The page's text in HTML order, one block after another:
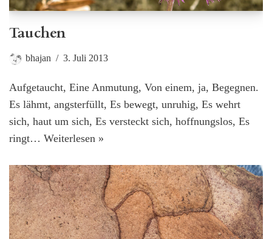
Tauchen
bhajan 3. Juli 2013
Aufgetaucht, Eine Anmutung, Von einem, ja, Begegnen.
Es lähmt, angsterfüllt, Es bewegt, unruhig, Es wehrt
sich, haut um sich, Es versteckt sich, hoffnungslos, Es
ringt… Weiterlesen »